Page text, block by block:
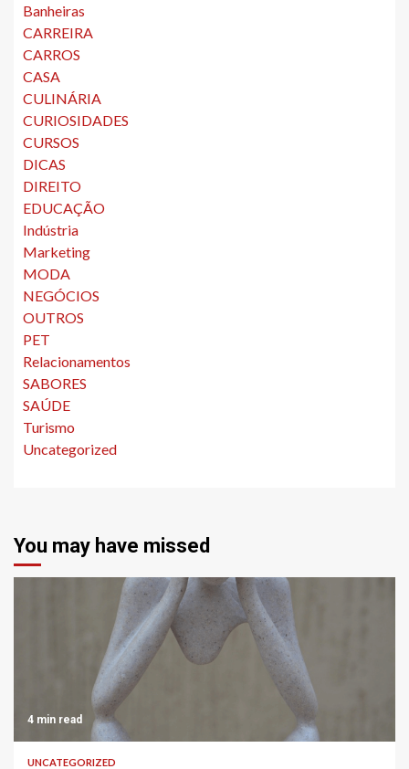
Banheiras
CARREIRA
CARROS
CASA
CULINÁRIA
CURIOSIDADES
CURSOS
DICAS
DIREITO
EDUCAÇÃO
Indústria
Marketing
MODA
NEGÓCIOS
OUTROS
PET
Relacionamentos
SABORES
SAÚDE
Turismo
Uncategorized
You may have missed
4 min read
UNCATEGORIZED